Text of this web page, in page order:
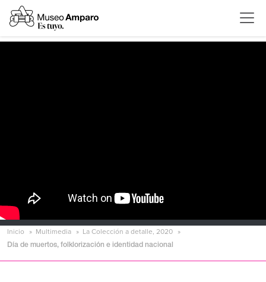
Inicio Multimedia La Colección a detalle, 2020
Día de muertos, folklorización e identidad nacional